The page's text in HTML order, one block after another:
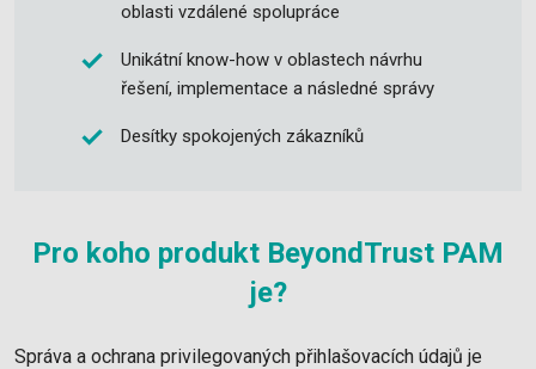
oblasti vzdálené spolupráce
Unikátní know-how v oblastech návrhu
řešení, implementace a následné správy
Desítky spokojených zákazníků
Pro koho produkt BeyondTrust PAM
je?
Správa a ochrana privilegovaných přihlašovacích údajů je